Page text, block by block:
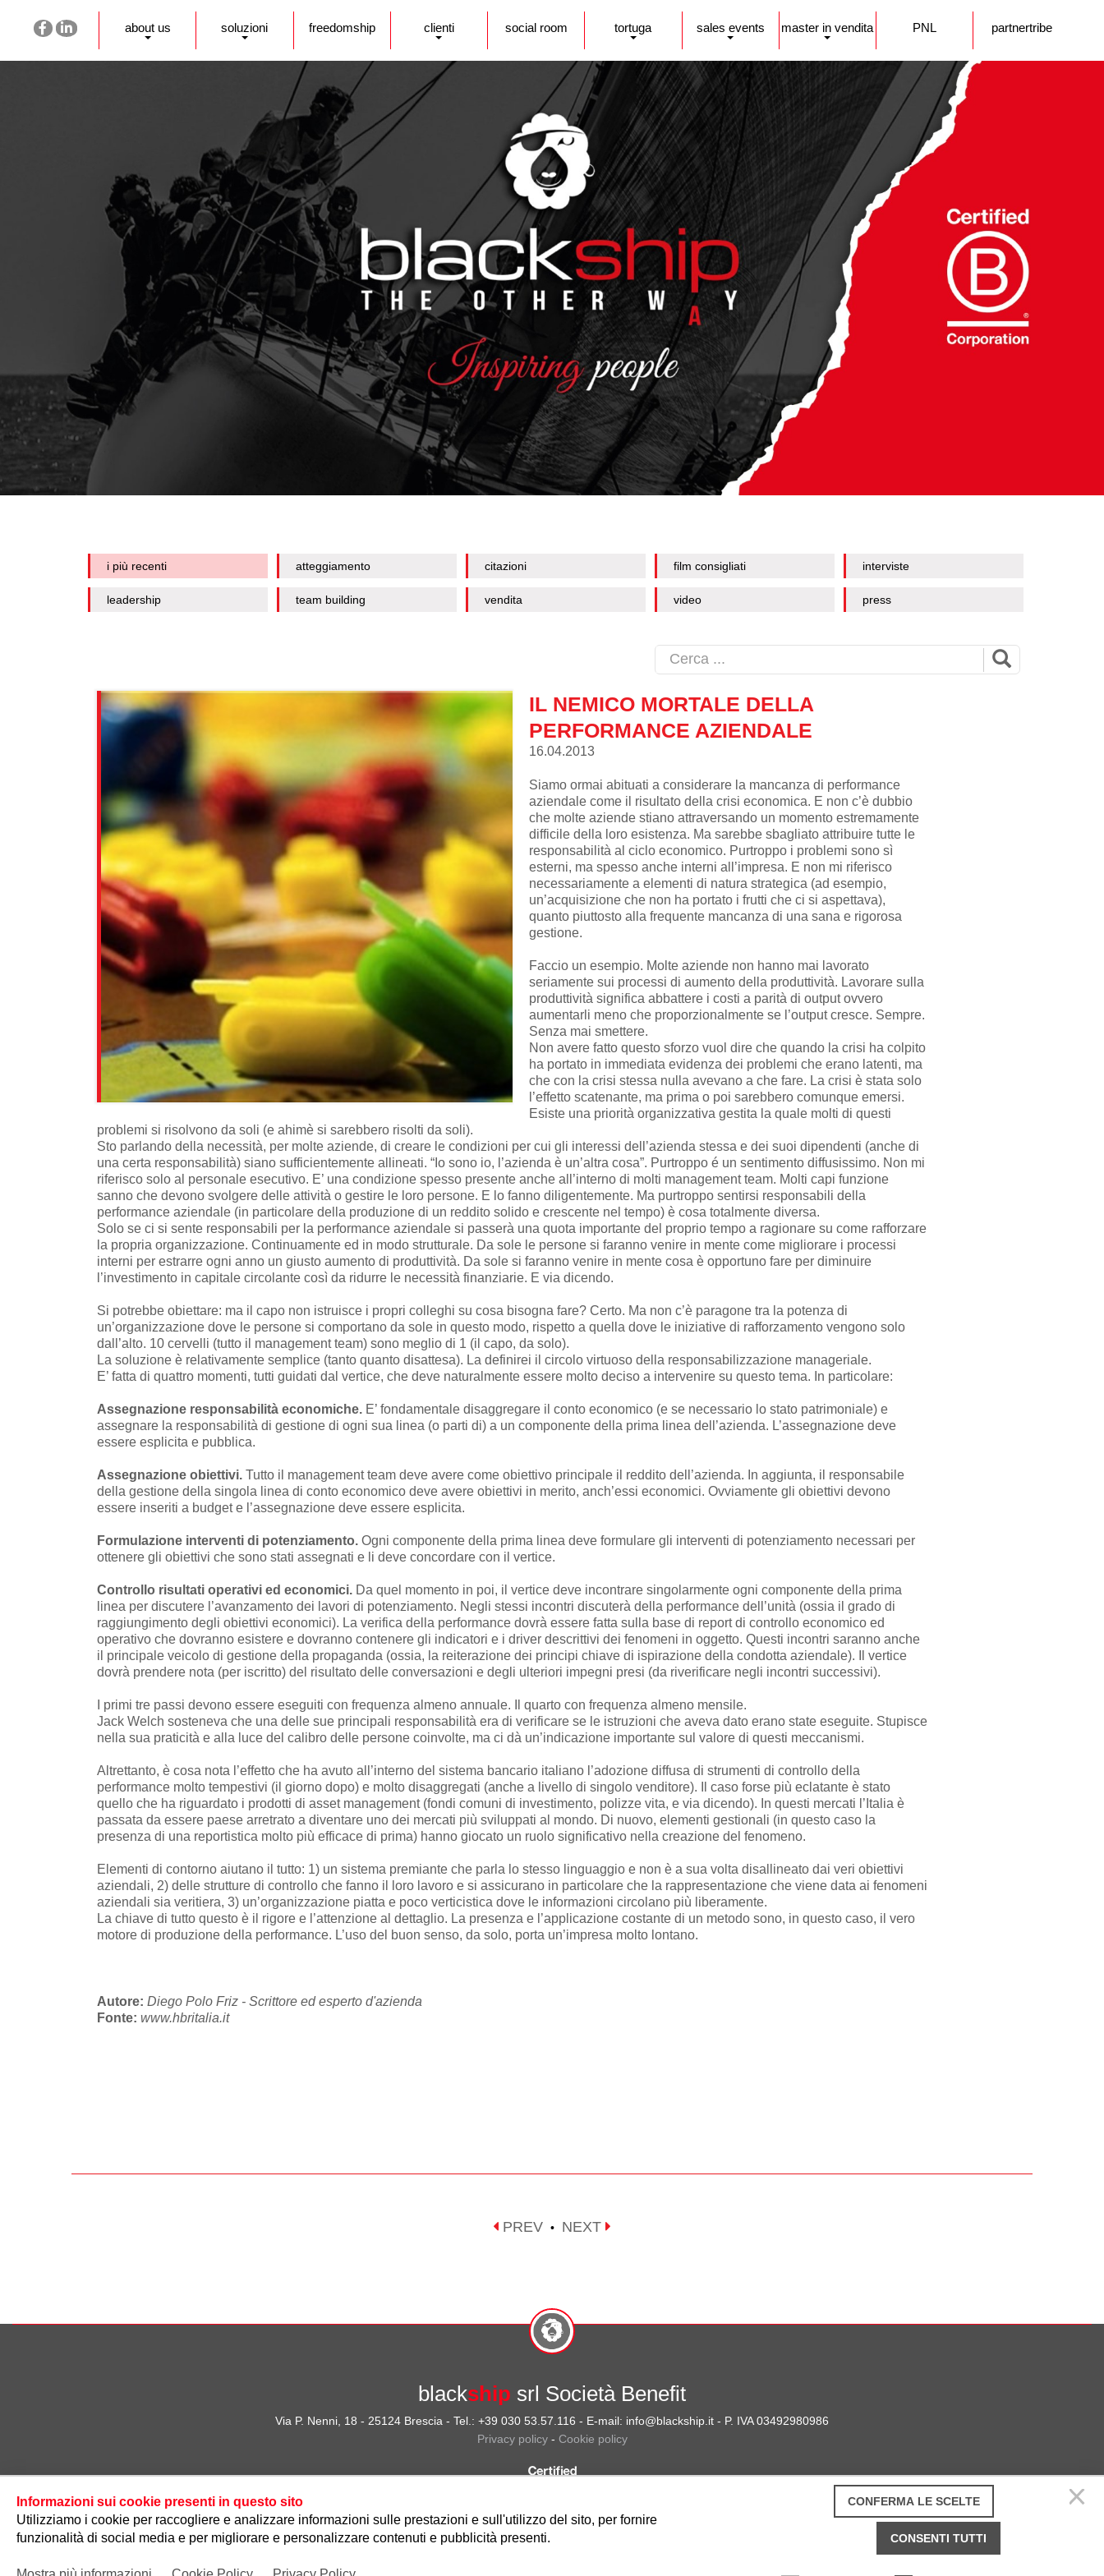
about us soluzioni freedomship clienti social room tortuga sales events master in vendita PNL partnertribe
i più recenti atteggiamento citazioni film consigliati interviste
leadership team building vendita video press
IL NEMICO MORTALE DELLA
PERFORMANCE AZIENDALE
16.04.2013
Siamo ormai abituati a considerare la mancanza di performance
aziendale come il risultato della crisi economica. E non c’è dubbio
che molte aziende stiano attraversando un momento estremamente
difficile della loro esistenza. Ma sarebbe sbagliato attribuire tutte le
responsabilità al ciclo economico. Purtroppo i problemi sono sì
esterni, ma spesso anche interni all’impresa. E non mi riferisco
necessariamente a elementi di natura strategica (ad esempio,
un’acquisizione che non ha portato i frutti che ci si aspettava),
quanto piuttosto alla frequente mancanza di una sana e rigorosa
gestione.
Faccio un esempio. Molte aziende non hanno mai lavorato
seriamente sui processi di aumento della produttività. Lavorare sulla
produttività significa abbattere i costi a parità di output ovvero
aumentarli meno che proporzionalmente se l’output cresce. Sempre.
Senza mai smettere.
Non avere fatto questo sforzo vuol dire che quando la crisi ha colpito
ha portato in immediata evidenza dei problemi che erano latenti, ma
che con la crisi stessa nulla avevano a che fare. La crisi è stata solo
l’effetto scatenante, ma prima o poi sarebbero comunque emersi.
Esiste una priorità organizzativa gestita la quale molti di questi
problemi si risolvono da soli (e ahimè si sarebbero risolti da soli).
Sto parlando della necessità, per molte aziende, di creare le condizioni per cui gli interessi dell’azienda stessa e dei suoi dipendenti (anche di
una certa responsabilità) siano sufficientemente allineati. “Io sono io, l’azienda è un’altra cosa”. Purtroppo é un sentimento diffusissimo. Non mi
riferisco solo al personale esecutivo. E’ una condizione spesso presente anche all’interno di molti management team. Molti capi funzione
sanno che devono svolgere delle attività o gestire le loro persone. E lo fanno diligentemente. Ma purtroppo sentirsi responsabili della
performance aziendale (in particolare della produzione di un reddito solido e crescente nel tempo) è cosa totalmente diversa.
Solo se ci si sente responsabili per la performance aziendale si passerà una quota importante del proprio tempo a ragionare su come rafforzare
la propria organizzazione. Continuamente ed in modo strutturale. Da sole le persone si faranno venire in mente come migliorare i processi
interni per estrarre ogni anno un giusto aumento di produttività. Da sole si faranno venire in mente cosa è opportuno fare per diminuire
l’investimento in capitale circolante così da ridurre le necessità finanziarie. E via dicendo.
Si potrebbe obiettare: ma il capo non istruisce i propri colleghi su cosa bisogna fare? Certo. Ma non c’è paragone tra la potenza di
un’organizzazione dove le persone si comportano da sole in questo modo, rispetto a quella dove le iniziative di rafforzamento vengono solo
dall’alto. 10 cervelli (tutto il management team) sono meglio di 1 (il capo, da solo).
La soluzione è relativamente semplice (tanto quanto disattesa). La definirei il circolo virtuoso della responsabilizzazione manageriale.
E’ fatta di quattro momenti, tutti guidati dal vertice, che deve naturalmente essere molto deciso a intervenire su questo tema. In particolare:
Assegnazione responsabilità economiche. E’ fondamentale disaggregare il conto economico (e se necessario lo stato patrimoniale) e
assegnare la responsabilità di gestione di ogni sua linea (o parti di) a un componente della prima linea dell’azienda. L’assegnazione deve
essere esplicita e pubblica.
Assegnazione obiettivi. Tutto il management team deve avere come obiettivo principale il reddito dell’azienda. In aggiunta, il responsabile
della gestione della singola linea di conto economico deve avere obiettivi in merito, anch’essi economici. Ovviamente gli obiettivi devono
essere inseriti a budget e l’assegnazione deve essere esplicita.
Formulazione interventi di potenziamento. Ogni componente della prima linea deve formulare gli interventi di potenziamento necessari per
ottenere gli obiettivi che sono stati assegnati e li deve concordare con il vertice.
Controllo risultati operativi ed economici. Da quel momento in poi, il vertice deve incontrare singolarmente ogni componente della prima
linea per discutere l’avanzamento dei lavori di potenziamento. Negli stessi incontri discuterà della performance dell’unità (ossia il grado di
raggiungimento degli obiettivi economici). La verifica della performance dovrà essere fatta sulla base di report di controllo economico ed
operativo che dovranno esistere e dovranno contenere gli indicatori e i driver descrittivi dei fenomeni in oggetto. Questi incontri saranno anche
il principale veicolo di gestione della propaganda (ossia, la reiterazione dei principi chiave di ispirazione della condotta aziendale). Il vertice
dovrà prendere nota (per iscritto) del risultato delle conversazioni e degli ulteriori impegni presi (da riverificare negli incontri successivi).
I primi tre passi devono essere eseguiti con frequenza almeno annuale. Il quarto con frequenza almeno mensile.
Jack Welch sosteneva che una delle sue principali responsabilità era di verificare se le istruzioni che aveva dato erano state eseguite. Stupisce
nella sua praticità e alla luce del calibro delle persone coinvolte, ma ci dà un’indicazione importante sul valore di questi meccanismi.
Altrettanto, è cosa nota l’effetto che ha avuto all’interno del sistema bancario italiano l’adozione diffusa di strumenti di controllo della
performance molto tempestivi (il giorno dopo) e molto disaggregati (anche a livello di singolo venditore). Il caso forse più eclatante è stato
quello che ha riguardato i prodotti di asset management (fondi comuni di investimento, polizze vita, e via dicendo). In questi mercati l’Italia è
passata da essere paese arretrato a diventare uno dei mercati più sviluppati al mondo. Di nuovo, elementi gestionali (in questo caso la
presenza di una reportistica molto più efficace di prima) hanno giocato un ruolo significativo nella creazione del fenomeno.
Elementi di contorno aiutano il tutto: 1) un sistema premiante che parla lo stesso linguaggio e non è a sua volta disallineato dai veri obiettivi
aziendali, 2) delle strutture di controllo che fanno il loro lavoro e si assicurano in particolare che la rappresentazione che viene data ai fenomeni
aziendali sia veritiera, 3) un’organizzazione piatta e poco verticistica dove le informazioni circolano più liberamente.
La chiave di tutto questo è il rigore e l’attenzione al dettaglio. La presenza e l’applicazione costante di un metodo sono, in questo caso, il vero
motore di produzione della performance. L’uso del buon senso, da solo, porta un’impresa molto lontano.
Autore: Diego Polo Friz - Scrittore ed esperto d'azienda
Fonte: www.hbritalia.it
PREV • NEXT
blackship srl Società Benefit
Via P. Nenni, 18 - 25124 Brescia - Tel.: +39 030 53.57.116 - E-mail: info@blackship.it - P. IVA 03492980986
Privacy policy- Cookie policy
CONFERMA LE SCELTE
CONSENTI TUTTI
Informazioni sui cookie presenti in questo sito
Utilizziamo i cookie per raccogliere e analizzare informazioni sulle prestazioni e sull'utilizzo del sito, per fornire
funzionalità di social media e per migliorare e personalizzare contenuti e pubblicità presenti.